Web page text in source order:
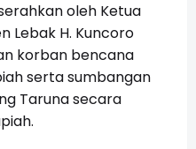
oleh Ketua
Lebak H. Kuncoro
korban bencana
serta sumbangan
Taruna secara